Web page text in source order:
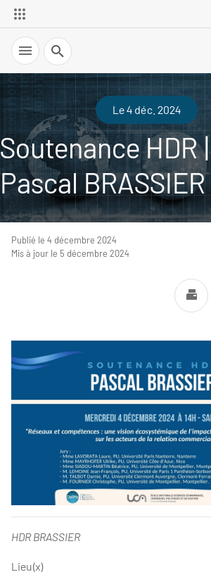
Recherche
Le 4 déc. 2024
Soutenance HDR |
Pascal BRASSIER
Publié le 4 décembre 2024
Mis à jour le 5 décembre 2024
HDR BRASSIER
Lieu(x)